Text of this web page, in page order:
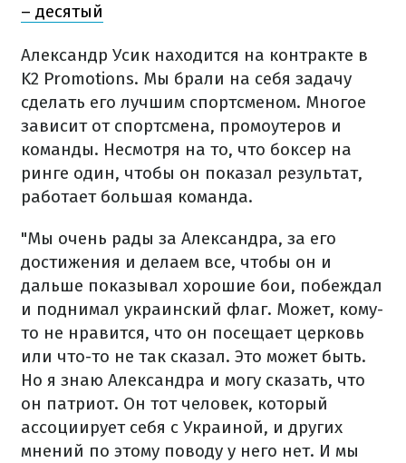
– десятый
Александр Усик находится на контракте в
K2 Promotions. Мы брали на себя задачу
сделать его лучшим спортсменом. Многое
зависит от спортсмена, промоутеров и
команды. Несмотря на то, что боксер на
ринге один, чтобы он показал результат,
работает большая команда.
"Мы очень рады за Александра, за его
достижения и делаем все, чтобы он и
дальше показывал хорошие бои, побеждал
и поднимал украинский флаг. Может, кому-
то не нравится, что он посещает церковь
или что-то не так сказал. Это может быть.
Но я знаю Александра и могу сказать, что
он патриот. Он тот человек, который
ассоциирует себя с Украиной, и других
мнений по этому поводу у него нет. И мы